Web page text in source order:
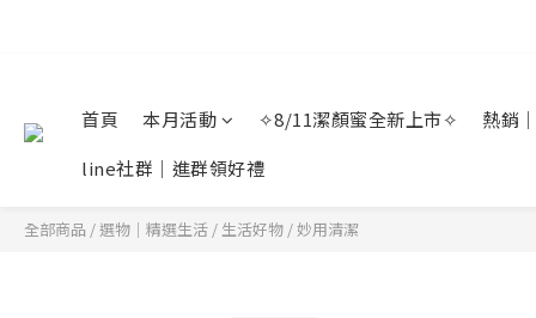
首頁 本月活動 ✧8/11潔顏蜜全新上市✧
熱銷
line社群｜進群領好禮
全部商品 /選物｜精選生活 / 生活好物 /妙用清潔